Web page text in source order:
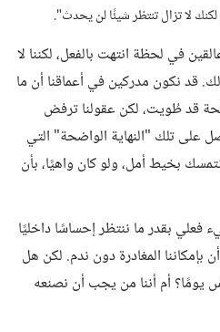
لكنك لا تزال تنتظر شيئًا لن يحدث".
في لحظة انتهت بالفعل، لكننا لا
قد نكون مدركين في أعماقنا أن ما
قد طُويت، لكن عقولنا ترفض
على تلك "النهاية الواضحة" التي
نتمسك بخيط أمل، ولو كان واهيًا، بأن
فعلي بقدر ما ننتظر إحساسًا داخليًا
بإمكاننا المغادرة دون ندم. لكن هل
يومًا؟ أم أننا من يجب أن نصنعه